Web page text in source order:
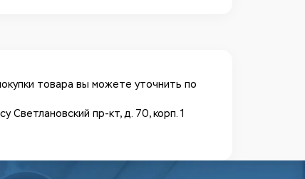
товара вы можете уточнить по
пр-кт, д. 70, корп. 1